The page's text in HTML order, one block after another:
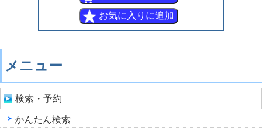
メニュー
検索・予約
かんたん検索